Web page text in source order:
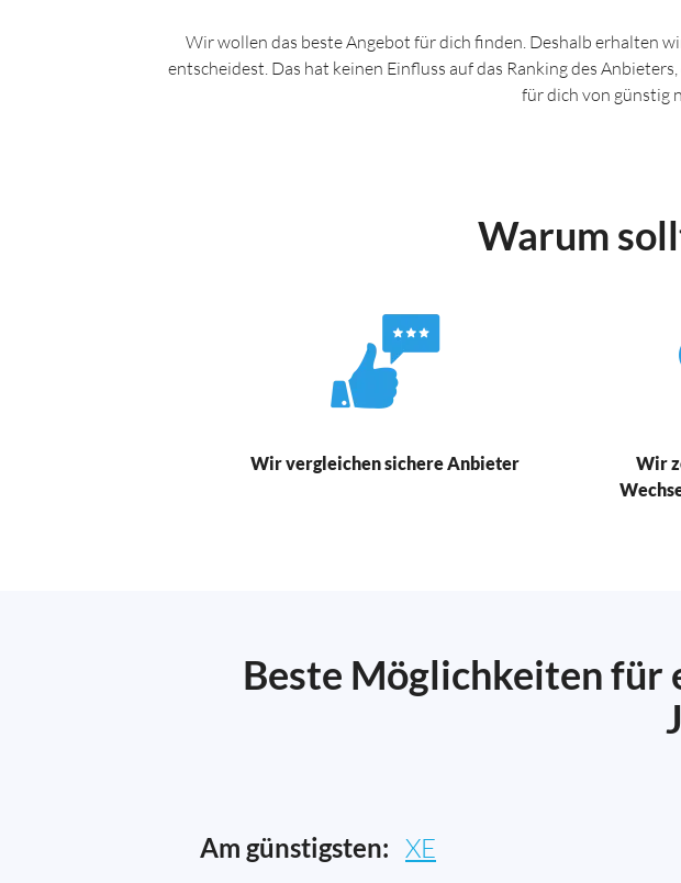
Wir wollen das beste Angebot für dich finden. Deshalb erhalten
entscheidest. Das hat keinen Einfluss auf das Ranking des
für dich von günstig
Warum
Wir vergleichen sichere Anbieter
Wir
Beste Möglichkeiten für
Am günstigsten: XE